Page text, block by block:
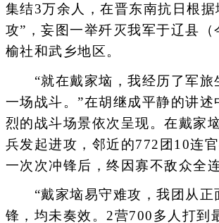
集结3万余人，在晋东南抗日根据
攻”，妄图一举歼灭我军于辽县（
榆社和武乡地区。
“就在戴家垴，我经历了军旅
一场战斗。”在胡继成平静的讲述
烈的战斗场景依次呈现。在戴家
兵发起进攻，邻近的772团10连
一次次冲锋后，终因寡不敌众
“戴家垴易守难攻，我团从正
锋，均未奏效。2营700多人打到